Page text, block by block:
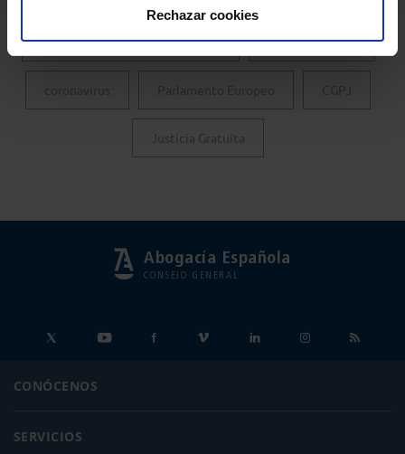
Rechazar cookies
Colegio de Abogados de Madrid Turno de Oficio
coronavirus Parlamento Europeo CGPJ
Justicia Gratuita
Abogacía Española
CONSEJO GENERAL
CONÓCENOS
SERVICIOS